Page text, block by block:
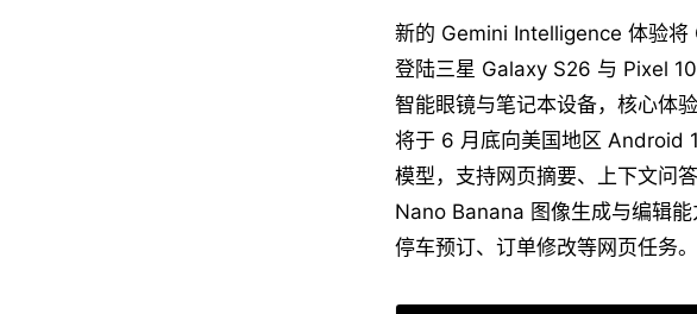
新的 Gemini Intelligence 体验
登陆三星 Galaxy S26 与 Pixel
智能眼镜与笔记本设备，核心体
将于 6 月底向美国地区 Android
模型，支持网页摘要、上下文问
Nano Banana 图像生成与编辑
停车预订、订单修改等网页任务。